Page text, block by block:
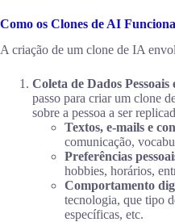
Como os Clones de AI
A criação de um clone de IA
Coleta de Dados
passo para criar um clone
sobre a pessoa a ser
Textos, e-mails e
comunicação,
Preferências
hobbies, horários,
Comportamento
tecnologia, que tipo
específicas, etc.